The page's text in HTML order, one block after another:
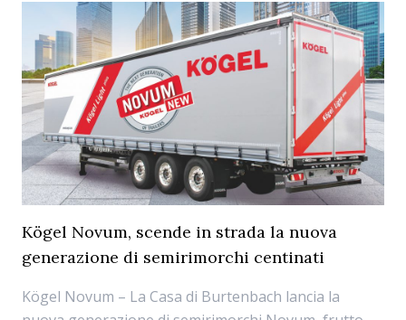
Kögel Novum, scende in strada la nuova
generazione di semirimorchi centinati
Kögel Novum – La Casa di Burtenbach lancia la